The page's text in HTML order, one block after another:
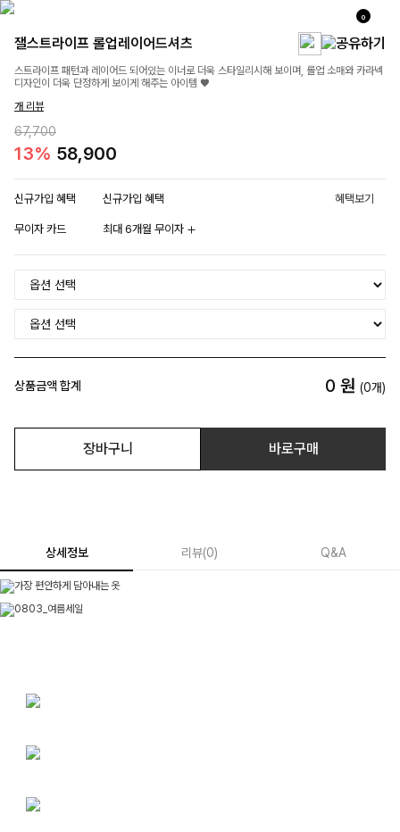
0
잴스트라이프 롤업레이어드셔츠
스트라이프 패턴과 레이어드 되어있는 이너로 더욱 스타일리시해 보이며, 롤업 소매와 카라넥
디자인이 더욱 단정하게 보이게 해주는 아이템 ♥
개 리뷰
67,700
13% 58,900
신규가입 혜택 신규가입 혜택 혜택보기
무이자 카드 최대 6개월 무이자
상품금액 합계 0 원 (0개)
장바구니 바로구매
상세정보 리뷰(0) Q&A